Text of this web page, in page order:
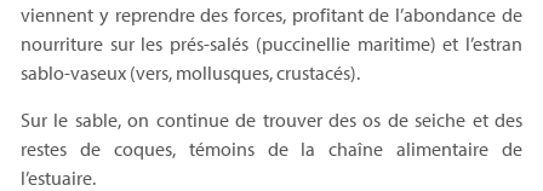
viennent y reprendre des forces, profitant de l’abondance de
nourriture sur les prés-salés (puccinellie maritime) et l’estran
sablo-vaseux (vers, mollusques, crustacés).
Sur le sable, on continue de trouver des os de seiche et des
restes de coques, témoins de la chaîne alimentaire de
l’estuaire.